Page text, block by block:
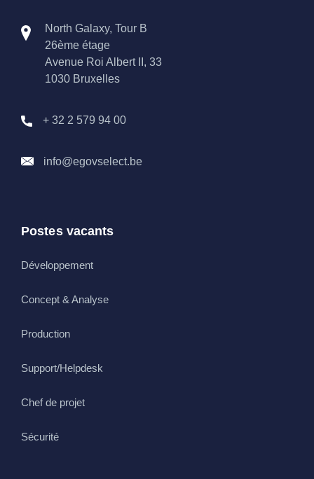
North Galaxy, Tour B
26ème étage
Avenue Roi Albert II, 33
1030 Bruxelles
+ 32 2 579 94 00
info@egovselect.be
Postes vacants
Développement
Concept & Analyse
Production
Support/Helpdesk
Chef de projet
Sécurité